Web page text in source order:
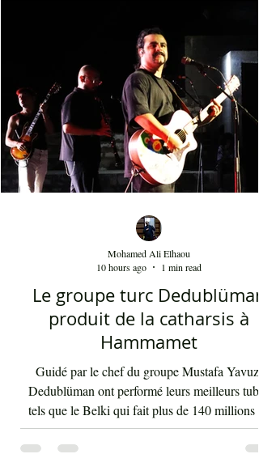
(3)
March 2018(2)2 posts
Le groupe turc Dedublüman
produit de la catharsis à
Hammamet
Guidé par le chef du groupe Mustafa Yavuz,
Dedublüman ont performé leurs meilleurs
Mohamed Ali Elhaou
10 hours ago
1 min read